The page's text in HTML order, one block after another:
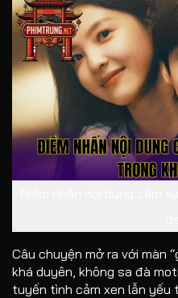
Câu chuyện mở ra với màn
khá duyên, không sa đà
tuyến tình cảm xen lẫn yếu